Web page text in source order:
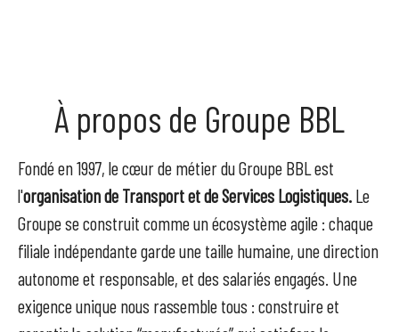
À propos de Groupe BBL
Fondé en 1997, le cœur de métier du Groupe BBL est
l'organisation de Transport et de Services Logistiques. Le
Groupe se construit comme un écosystème agile : chaque
filiale indépendante garde une taille humaine, une direction
autonome et responsable, et des salariés engagés. Une
exigence unique nous rassemble tous : construire et